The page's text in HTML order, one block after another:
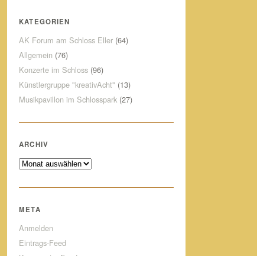
KATEGORIEN
AK Forum am Schloss Eller (64)
Allgemein (76)
Konzerte im Schloss (96)
Künstlergruppe "kreativAcht" (13)
Musikpavillon im Schlosspark (27)
ARCHIV
Archiv
META
Anmelden
Eintrags-Feed